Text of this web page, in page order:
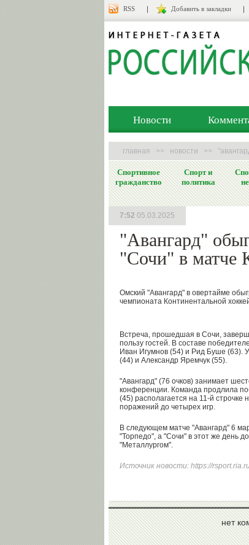
RSS Добавить в закладки
Новости
главная >> новости >>
Спортивное
гражданство
Спорт и
политика
"Авангард"
"Сочи" в матче
7:52 05.03.2025
Омский "Авангард" в овертайме
чемпионата Континентальной
Встреча, прошедшая в Сочи,
пользу гостей. В составе
Иван Игумнов (54) и Рид Буше (63).
(44) и Александр Яремчук (55).
"Авангард" (76 очков) занимает
конференции. Команда продлила
(45) располагается на 11-й
поражений до четырех игр.
В следующем матче "Авангард" 6
"Торпедо", а "Сочи" в этот же день
"Металлургом".
Источник новости: https://
нет